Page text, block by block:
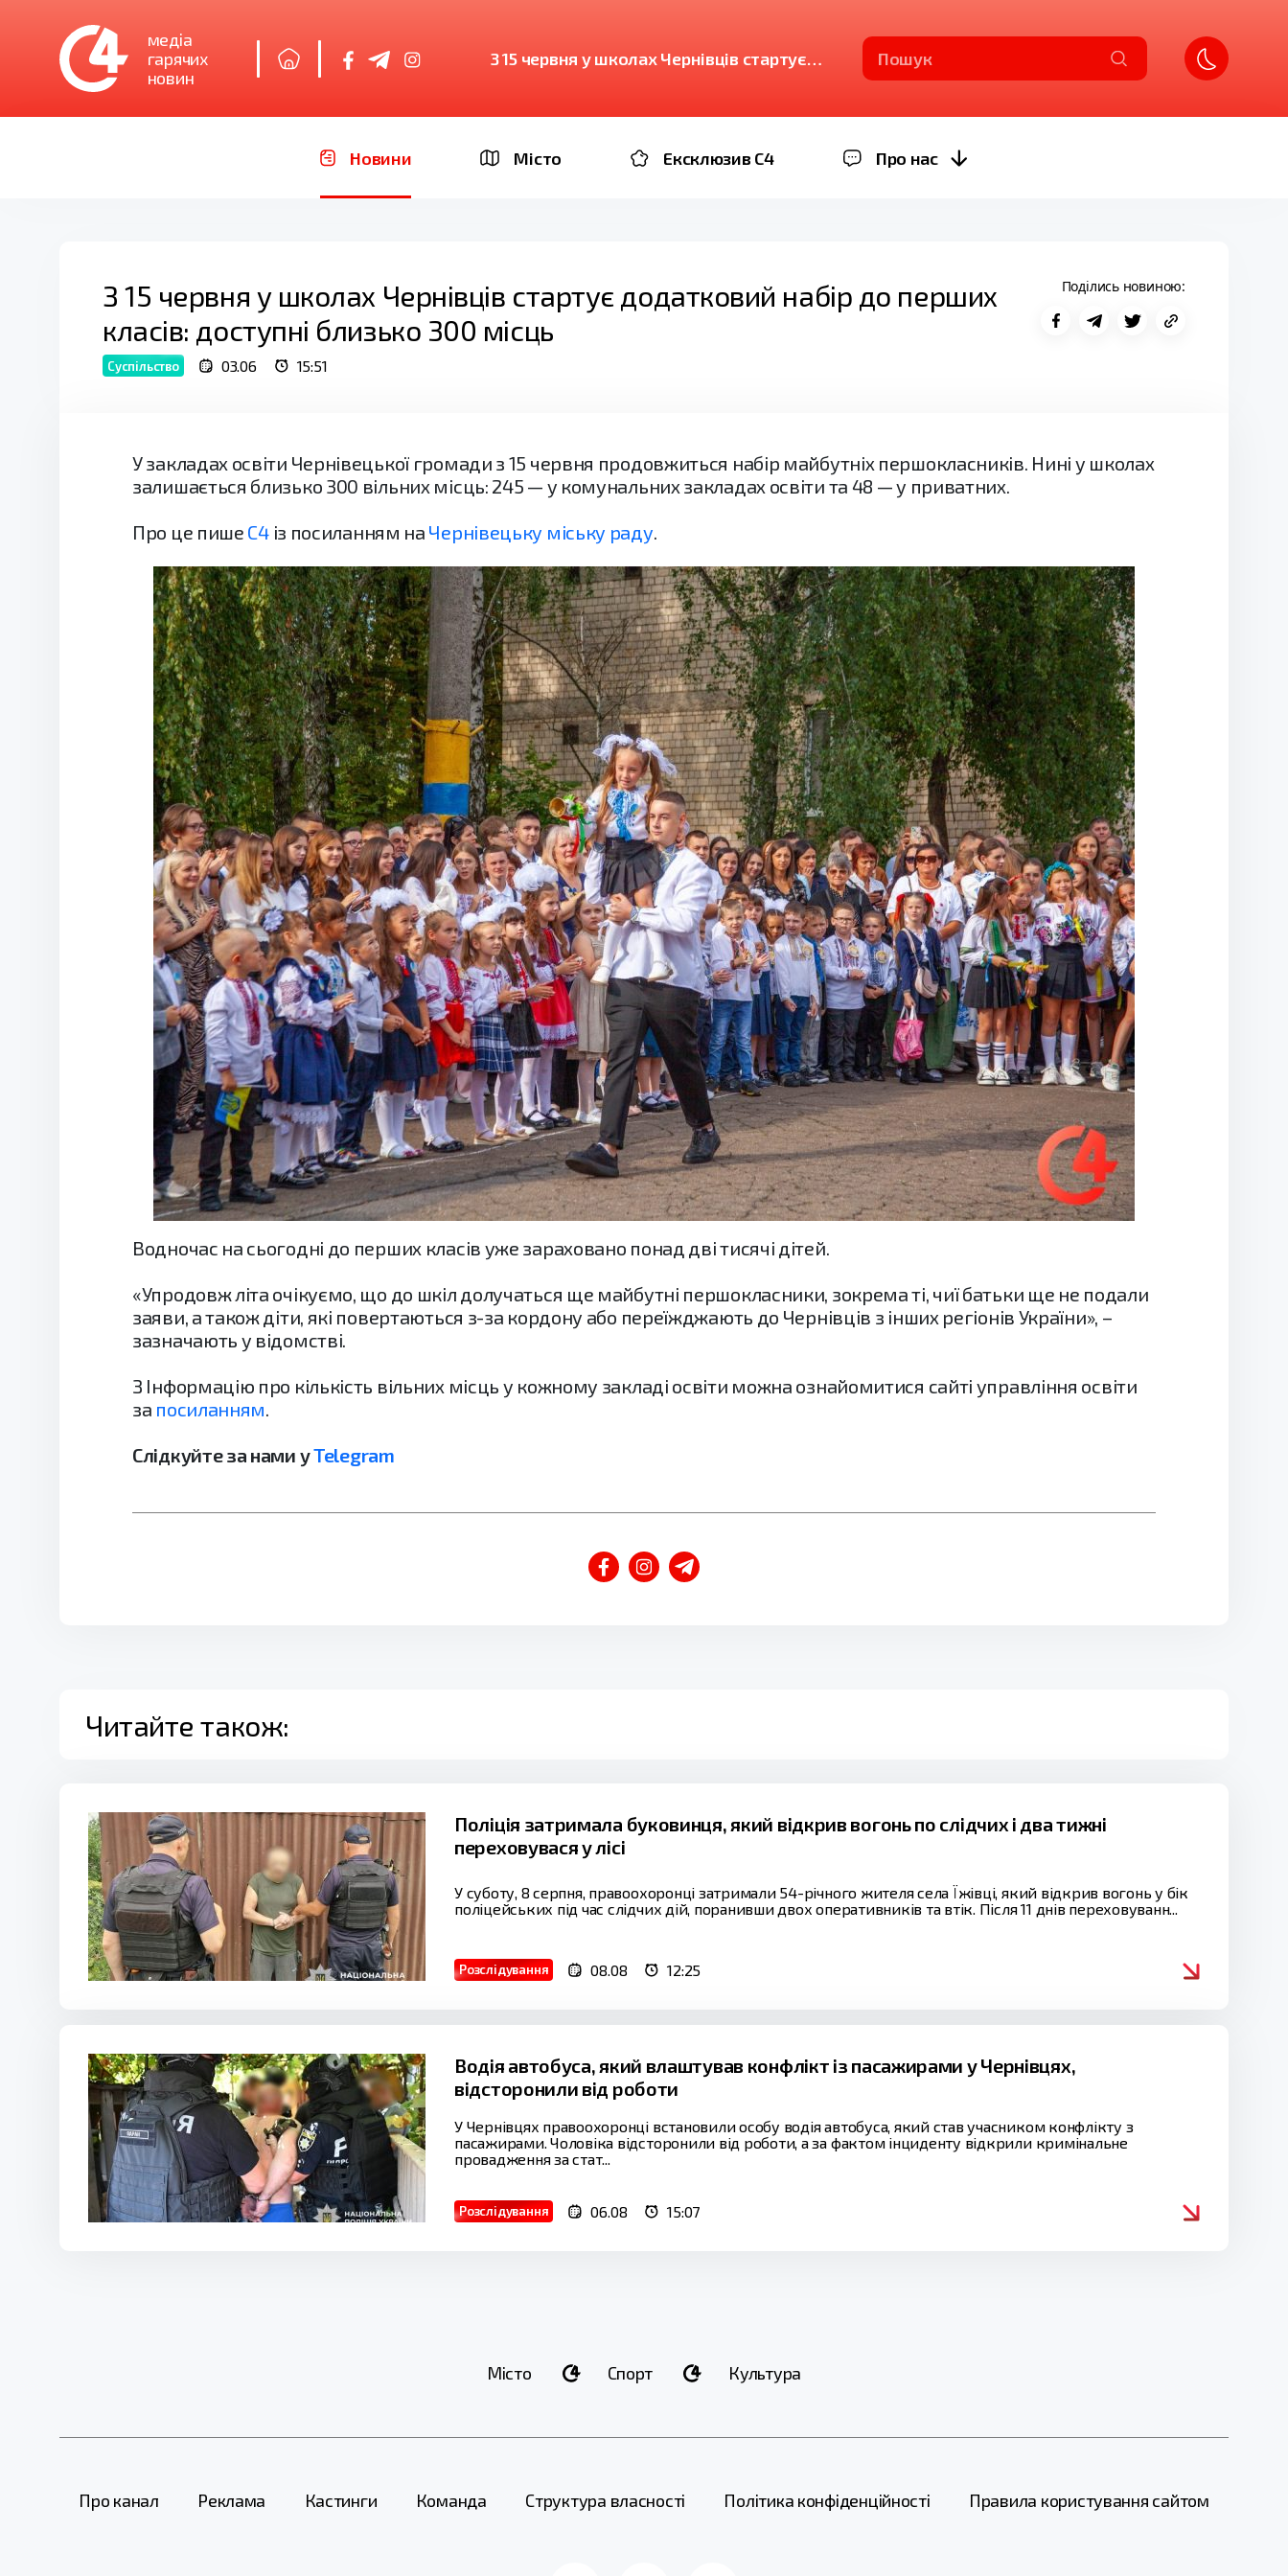
медіа
гарячих
новин
З 15 червня у школах Чернівців стартує
Пошук
Новини Місто Ексклюзив C4 Про нас
З 15 червня у школах Чернівців стартує додатковий набір до перших
класів: доступні близько 300 місць
Суспільство 03.06 15:51
Поділись новиною:
У закладах освіти Чернівецької громади з 15 червня продовжиться набір майбутніх першокласників. Нині у школах
залишається близько 300 вільних місць: 245 — у комунальних закладах освіти та 48 — у приватних.
Про це пише С4із посиланням на Чернівецьку міську раду.
Водночас на сьогодні до перших класів уже зараховано понад дві тисячі дітей.
«Упродовж літа очікуємо, що до шкіл долучаться ще майбутні першокласники, зокрема ті, чиї батьки ще не подали
заяви, а також діти, які повертаються з-за кордону або переїжджають до Чернівців з інших регіонів України», –
зазначають у відомстві.
З Інформацію про кількість вільних місць у кожному закладі освіти можна ознайомитися сайті управління освіти
за посиланням.
Слідкуйте за нами уTelegram
Читайте також:
Поліція затримала буковинця, який відкрив вогонь по слідчих і два тижні
переховувася у лісі
У суботу, 8 серпня, правоохоронці затримали 54-річного жителя села Їжівці, який відкрив вогонь у бік
поліцейських під час слідчих дій, поранивши двох оперативників та втік. Після 11 днів переховуванн...
Розслідування 08.08 12:25
Водія автобуса, який влаштував конфлікт із пасажирами у Чернівцях,
відсторонили від роботи
У Чернівцях правоохоронці встановили особу водія автобуса, який став учасником конфлікту з
пасажирами. Чоловіка відсторонили від роботи, а за фактом інциденту відкрили кримінальне
провадження за стат...
Розслідування 06.08 15:07
Місто Спорт Культура
Про канал Реклама Кастинги Команда Структура власності Політика конфіденційності Правила користування сайтом